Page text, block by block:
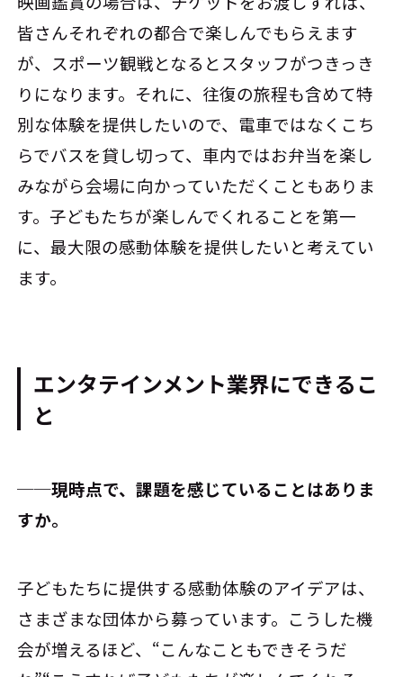
皆さんそれぞれの都合で楽しんでもらえます
が、スポーツ観戦となるとスタッフがつきっき
りになります。それに、往復の旅程も含めて特
別な体験を提供したいので、電車ではなくこち
らでバスを貸し切って、車内ではお弁当を楽し
みながら会場に向かっていただくこともありま
す。子どもたちが楽しんでくれることを第一
に、最大限の感動体験を提供したいと考えてい
ます。
エンタテインメント業界にできるこ
と
──現時点で、課題を感じていることはありま
すか。
子どもたちに提供する感動体験のアイデアは、
さまざまな団体から募っています。こうした機
会が増えるほど、“こんなこともできそうだ